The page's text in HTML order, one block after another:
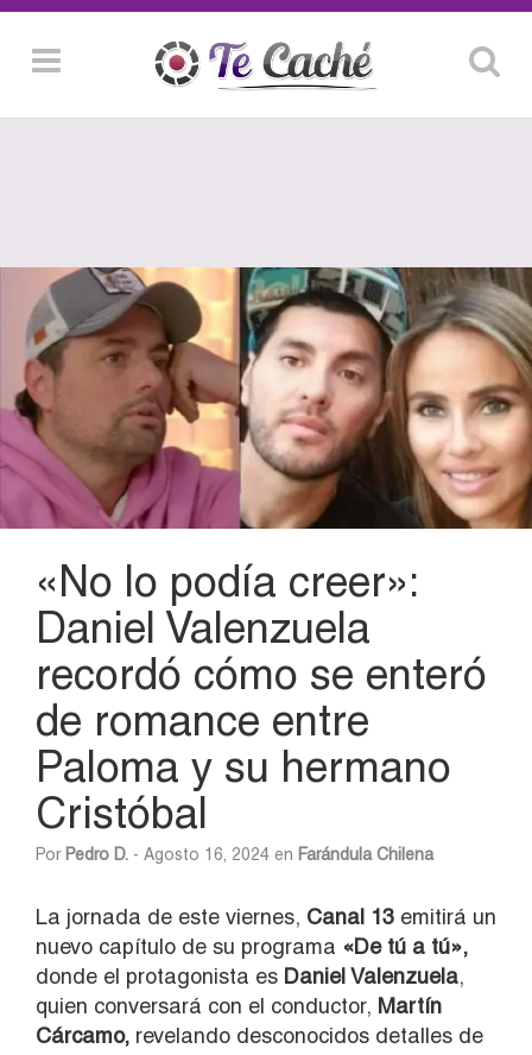
«No lo podía creer»:
Daniel Valenzuela
recordó cómo se enteró
de romance entre
Paloma y su hermano
Cristóbal
Por Pedro D. - Agosto 16, 2024 en Farándula Chilena
La jornada de este viernes, Canal 13 emitirá un
nuevo capítulo de su programa «De tú a tú»,
donde el protagonista es Daniel Valenzuela,
quien conversará con el conductor, Martín
Cárcamo, revelando desconocidos detalles de